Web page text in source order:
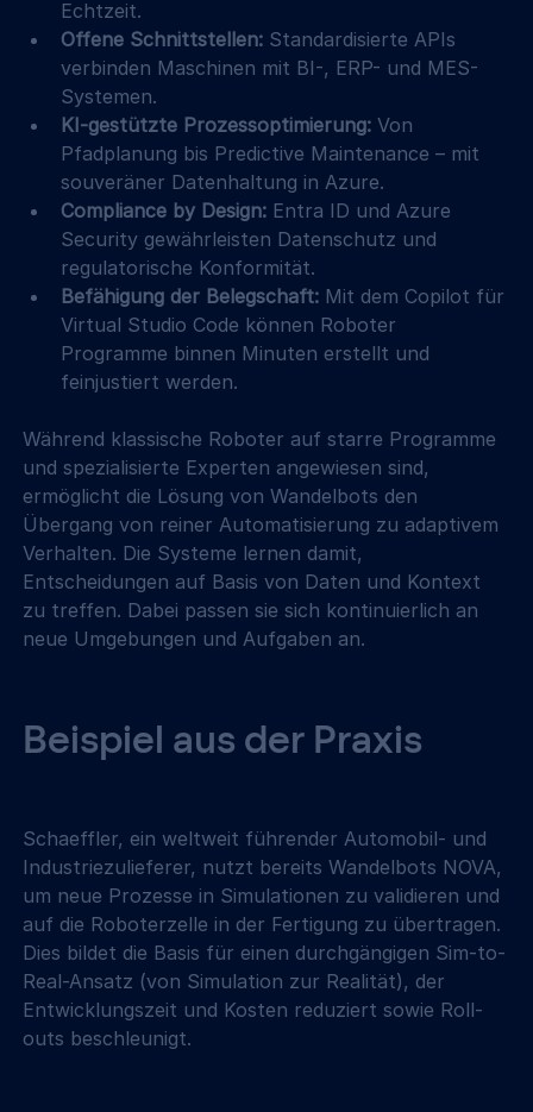
Echtzeit.
Offene Schnittstellen: Standardisierte APIs
verbinden Maschinen mit BI-, ERP- und MES-
Systemen.
KI-gestützte Prozessoptimierung: Von
Pfadplanung bis Predictive Maintenance – mit
souveräner Datenhaltung in Azure.
Compliance by Design: Entra ID und Azure
Security gewährleisten Datenschutz und
regulatorische Konformität.
Befähigung der Belegschaft: Mit dem Copilot für
Virtual Studio Code können Roboter
Programme binnen Minuten erstellt und
feinjustiert werden.
Während klassische Roboter auf starre Programme
und spezialisierte Experten angewiesen sind,
ermöglicht die Lösung von Wandelbots den
Übergang von reiner Automatisierung zu adaptivem
Verhalten. Die Systeme lernen damit,
Entscheidungen auf Basis von Daten und Kontext
zu treffen. Dabei passen sie sich kontinuierlich an
neue Umgebungen und Aufgaben an.
Beispiel aus der Praxis
Schaeffler, ein weltweit führender Automobil- und
Industriezulieferer, nutzt bereits Wandelbots NOVA,
um neue Prozesse in Simulationen zu validieren und
auf die Roboterzelle in der Fertigung zu übertragen.
Dies bildet die Basis für einen durchgängigen Sim-to-
Real-Ansatz (von Simulation zur Realität), der
Entwicklungszeit und Kosten reduziert sowie Roll-
outs beschleunigt.